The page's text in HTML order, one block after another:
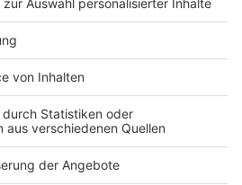
Kontakt
Studio-Hotline
Verkehrs-Hotline
Newsletter